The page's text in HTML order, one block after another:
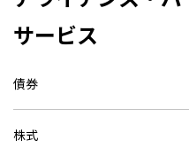
サービス
債券
株式